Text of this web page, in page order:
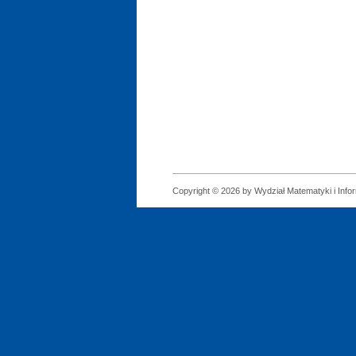
Copyright © 2026 by Wydział Matematyki i